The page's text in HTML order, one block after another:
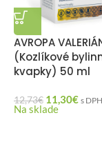
AVROPA
(Kozlíkové
kvapky) 50 ml
12,73€ 11,30€ s DPH
Na sklade